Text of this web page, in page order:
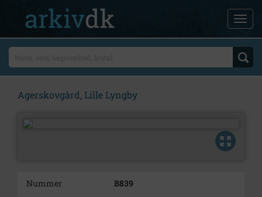
Agerskovgård, Lille Lyngby
Nummer
B839